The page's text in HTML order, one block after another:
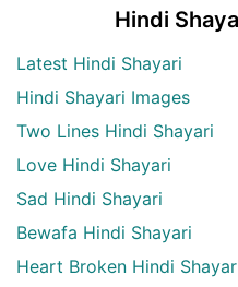
Hindi
Latest Hindi Shayari
Hindi Shayari Images
Two Lines Hindi Shayari
Love Hindi Shayari
Sad Hindi Shayari
Bewafa Hindi Shayari
Heart Broken Hindi